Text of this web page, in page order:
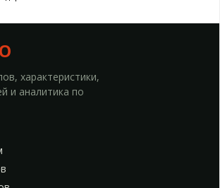
характеристики,
и аналитика по